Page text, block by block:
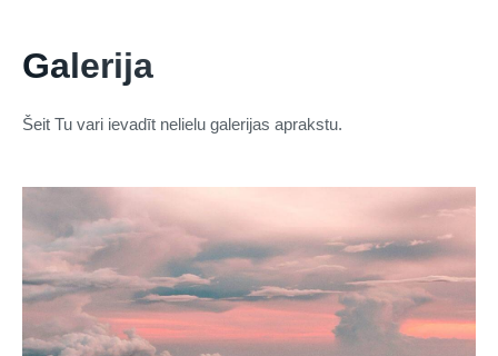
Galerija
Šeit Tu vari ievadīt nelielu galerijas aprakstu.